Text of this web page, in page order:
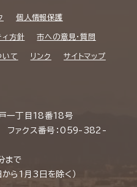
個人情報保護
ィ方針 市への意見・質問
いて リンク サイトマップ
一丁目18番18号
ァクス番号：059-382-
まで
ら1月3日を除く）